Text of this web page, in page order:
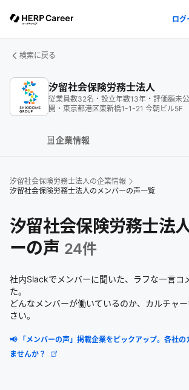
ログ
検索に戻る
汐留社会保険労務士法人
従業員数32名 ・ 設立年数13年 ・ 評価額未
開 ・ 東京都港区東新橋1-1-21 今朝ビル5F
企業情報
汐留社会保険労務士法人の企業情報
汐留社会保険労務士法人のメンバーの声一覧
汐留社会保険労務士法
ーの声 24件
社内Slackでメンバーに聞いた、ラフな一言コ
た。
どんなメンバーが働いているのか、カルチャ
さい。
📢 「メンバーの声」掲載企業をピックアップ。各社
ませんか？